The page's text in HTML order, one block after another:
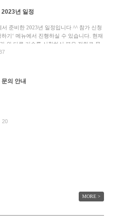
는 현실을 마주하게 되었고 결국 폐교라
하게 되었습니다. 수많은 […]
2023년 일정
서 준비한 2023년 일정입니다 ^^ 참가 신청
하기‘ 메뉴에서 진행하실 수 있습니다. 현재
외 다른 기수를 신청하실 분은 전화로 문
로나19 백신 접종 완료자’에 한해 신청이 가
기 7/28 […]
의 안내
20
MORE >